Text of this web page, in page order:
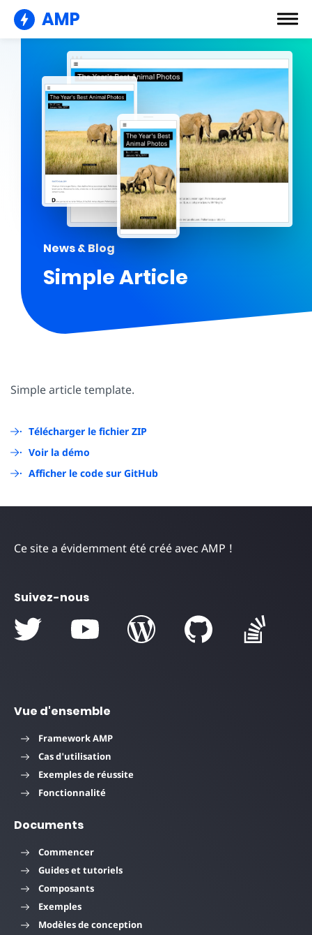
AMP
News & Blog
Simple Article
Simple article template.
Télécharger le fichier ZIP
Voir la démo
Afficher le code sur GitHub
Ce site a évidemment été créé avec AMP !
Suivez-nous
Vue d'ensemble
Framework AMP
Cas d'utilisation
Exemples de réussite
Fonctionnalité
Documents
Commencer
Guides et tutoriels
Composants
Exemples
Modèles de conception